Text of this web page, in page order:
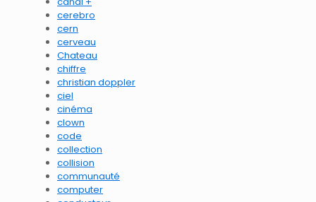
cerebro
cern
cerveau
Chateau
chiffre
christian doppler
ciel
cinéma
clown
code
collection
collision
communauté
computer